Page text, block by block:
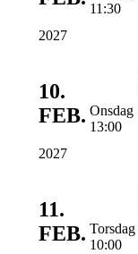
2027
11:30
10.
FEB.
2027
Onsdag
13:00
11.
FEB. Torsdag
10:00